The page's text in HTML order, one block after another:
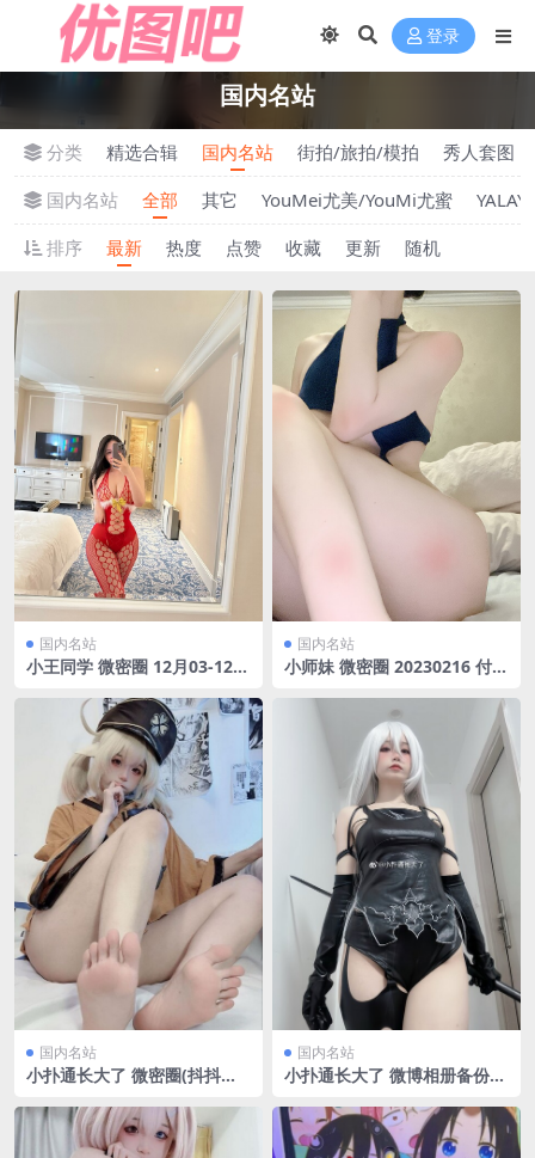
登录
国内名站
分类 精选合辑 国内名站 街拍/旅拍/模拍
秀人套图
国内名站
全部 其它 YouMei尤美/YouMi尤蜜
排序
最新 热度 点赞 收藏 更新 随机
国内名站
小王同学 微密圈 12月03-12月
国内名站
小师妹 微密圈 20230216 付费
国内名站
小扑通长大了 微密圈(抖抖圈)
B]
国内名站
小扑通长大了 微博相册备份[1